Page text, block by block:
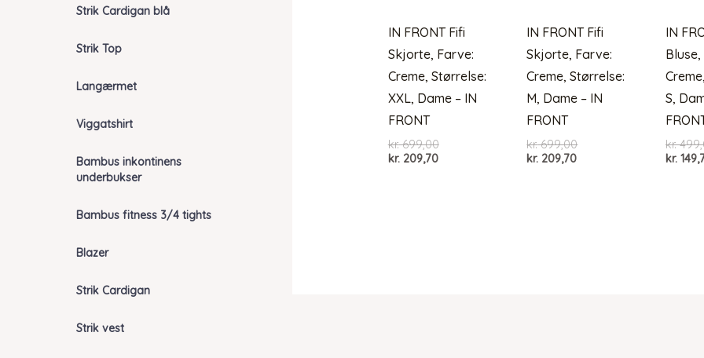
Strik Cardigan blå
Strik Top
Langærmet
Viggatshirt
Bambus inkontinens
underbukser
Bambus fitness 3/4 tights
Blazer
Strik Cardigan
Strik vest
IN FRONT Fifi
Skjorte, Farve:
Creme, Størrelse:
XXL, Dame – IN
FRONT
kr.699,00Den
oprindelige
kr.209,70Den
IN FRONT Fifi
Skjorte, Farve:
Creme, Størrelse:
M, Dame – IN
FRONT
kr.699,00Den
kr. 209,70Den
IN
S,
kr.
kr.